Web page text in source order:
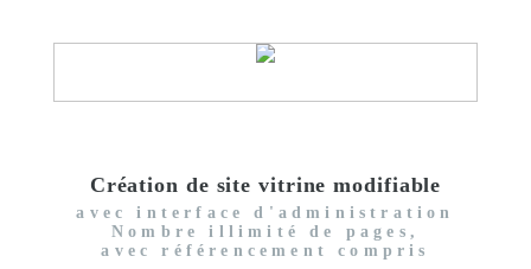
Création de site vitrine modifiable
avec interface d'administration
Nombre illimité de pages,
avec référencement compris